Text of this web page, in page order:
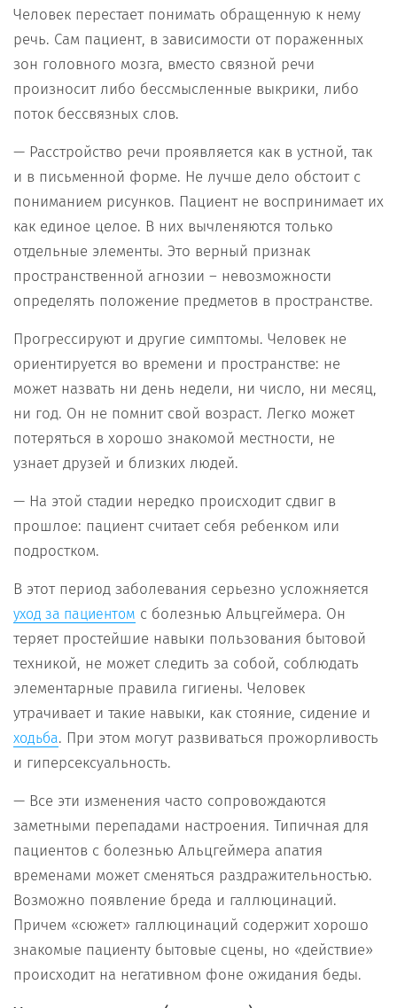
Человек перестает понимать обращенную к нему
речь. Сам пациент, в зависимости от пораженных
зон головного мозга, вместо связной речи
произносит либо бессмысленные выкрики, либо
поток бессвязных слов.
— Расстройство речи проявляется как в устной, так
и в письменной форме. Не лучше дело обстоит с
пониманием рисунков. Пациент не воспринимает их
как единое целое. В них вычленяются только
отдельные элементы. Это верный признак
пространственной агнозии – невозможности
определять положение предметов в пространстве.
Прогрессируют и другие симптомы. Человек не
ориентируется во времени и пространстве: не
может назвать ни день недели, ни число, ни месяц,
ни год. Он не помнит свой возраст. Легко может
потеряться в хорошо знакомой местности, не
узнает друзей и близких людей.
— На этой стадии нередко происходит сдвиг в
прошлое: пациент считает себя ребенком или
подростком.
В этот период заболевания серьезно усложняется
уход за пациентом с болезнью Альцгеймера. Он
теряет простейшие навыки пользования бытовой
техникой, не может следить за собой, соблюдать
элементарные правила гигиены. Человек
утрачивает и такие навыки, как стояние, сидение и
ходьба. При этом могут развиваться прожорливость
и гиперсексуальность.
— Все эти изменения часто сопровождаются
заметными перепадами настроения. Типичная для
пациентов с болезнью Альцгеймера апатия
временами может сменяться раздражительностью.
Возможно появление бреда и галлюцинаций.
Причем «сюжет» галлюцинаций содержит хорошо
знакомые пациенту бытовые сцены, но «действие»
происходит на негативном фоне ожидания беды.